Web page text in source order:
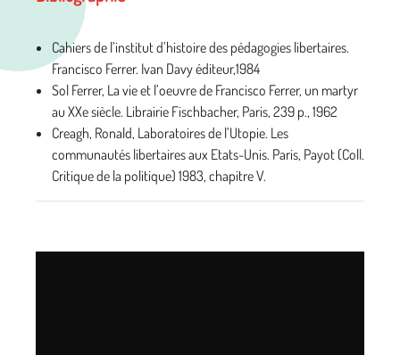
Cahiers de l’institut d’histoire des pédagogies libertaires.
Francisco Ferrer. Ivan Davy éditeur,1984
Sol Ferrer, La vie et l’oeuvre de Francisco Ferrer, un martyr
au XXe siècle. Librairie Fischbacher, Paris, 239 p., 1962
Creagh, Ronald, Laboratoires de l’Utopie. Les
communautés libertaires aux Etats-Unis. Paris, Payot (Coll.
Critique de la politique) 1983, chapitre V.